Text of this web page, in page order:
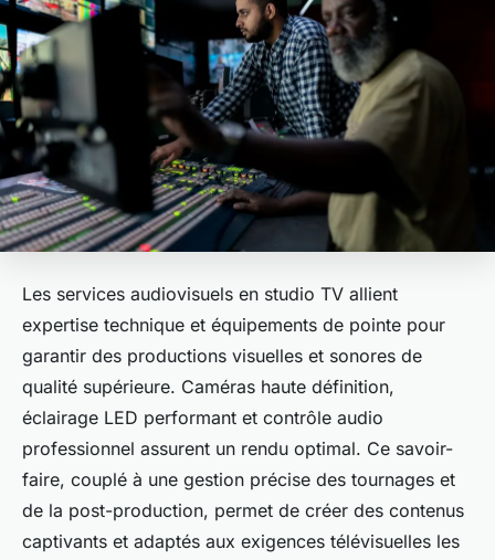
Les services audiovisuels en studio TV allient
expertise technique et équipements de pointe pour
garantir des productions visuelles et sonores de
qualité supérieure. Caméras haute définition,
éclairage LED performant et contrôle audio
professionnel assurent un rendu optimal. Ce savoir-
faire, couplé à une gestion précise des tournages et
de la post-production, permet de créer des contenus
captivants et adaptés aux exigences télévisuelles les